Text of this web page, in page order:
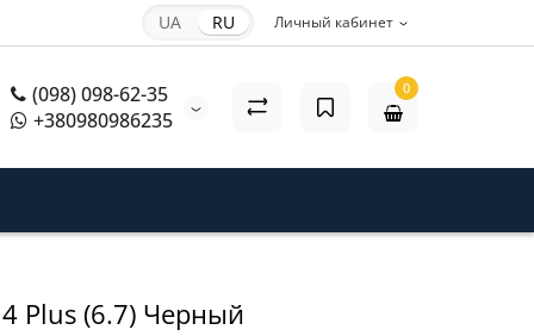
Личный кабинет
UA RU
(098) 098-62-35
+380980986235
0
Plus (6.7) Черный